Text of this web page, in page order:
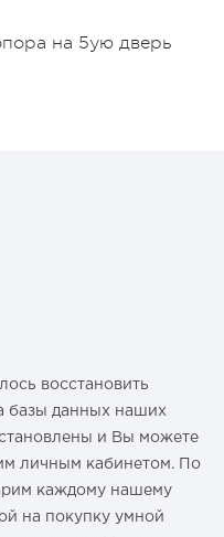
на 5ую дверь
восстановить
базы данных наших
и Вы можете
личным кабинетом. По
каждому нашему
на покупку умной